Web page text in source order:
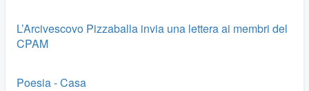
L’Arcivescovo Pizzaballa invia una lettera ai membri del
CPAM
Poesia - Casa